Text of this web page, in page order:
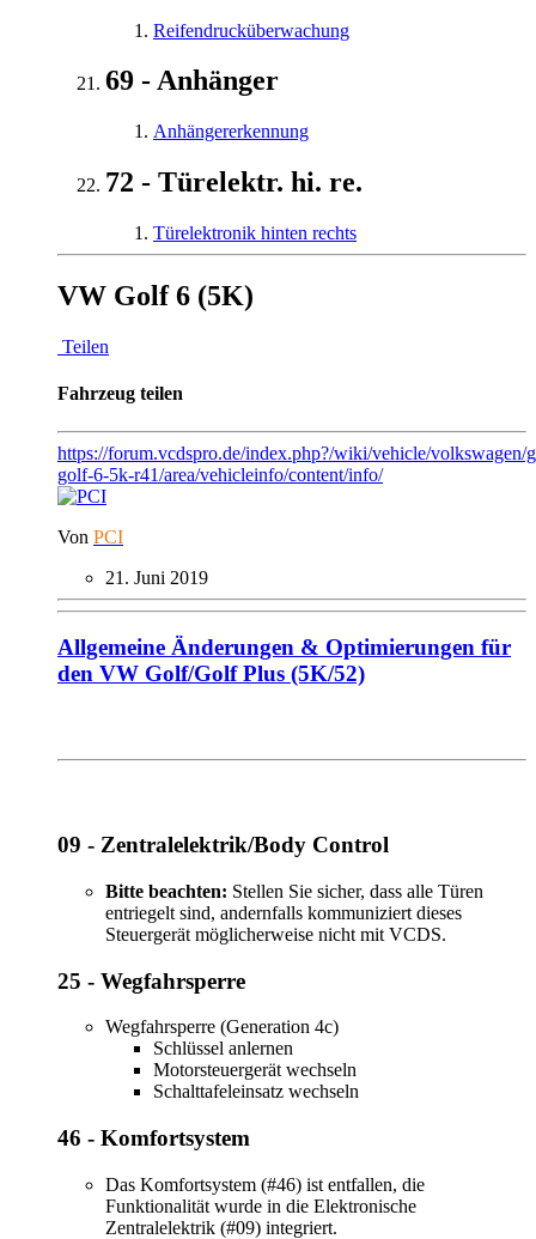
Reifendrucküberwachung
69 - Anhänger
Anhängererkennung
72 - Türelektr. hi. re.
Türelektronik hinten rechts
VW Golf 6 (5K)
Teilen
Fahrzeug teilen
https://forum.vcdspro.de/index.php?/wiki/vehicle/volkswagen/
golf-6-5k-r41/area/vehicleinfo/content/info/
Von PCI
21. Juni 2019
Allgemeine Änderungen & Optimierungen für
den VW Golf/Golf Plus (5K/52)
09 - Zentralelektrik/Body Control
Bitte beachten: Stellen Sie sicher, dass alle Türen
entriegelt sind, andernfalls kommuniziert dieses
Steuergerät möglicherweise nicht mit VCDS.
25 - Wegfahrsperre
Wegfahrsperre (Generation 4c)
Schlüssel anlernen
Motorsteuergerät wechseln
Schalttafeleinsatz wechseln
46 - Komfortsystem
Das Komfortsystem (#46) ist entfallen, die
Funktionalität wurde in die Elektronische
Zentralelektrik (#09) integriert.